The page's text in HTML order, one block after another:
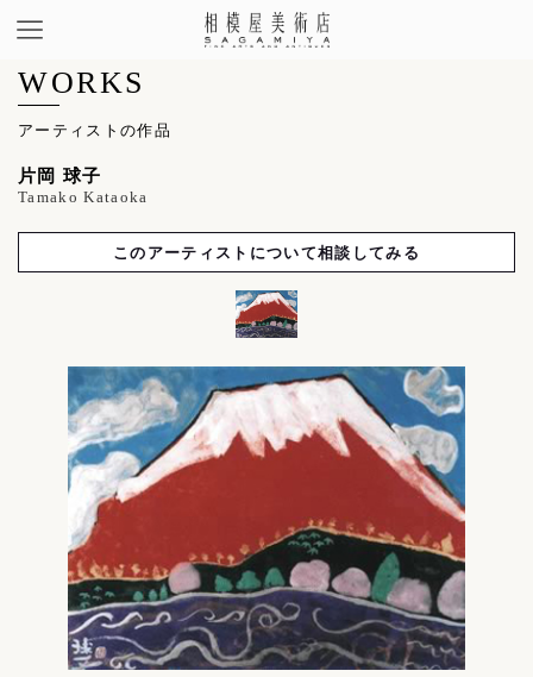
WORKS
アーティストの作品
片岡 球子
Tamako Kataoka
このアーティストについて相談してみる